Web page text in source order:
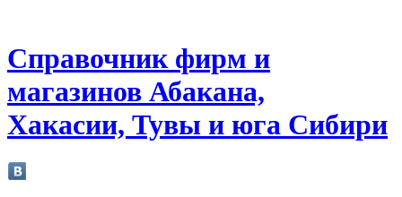
Справочник фирм и
магазинов Абакана,
Хакасии, Тувы и юга Сибири